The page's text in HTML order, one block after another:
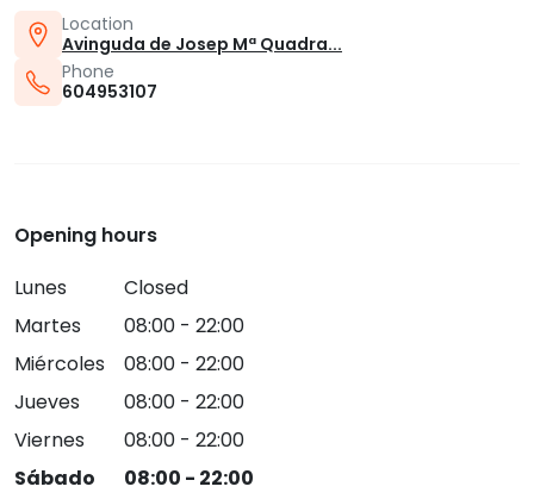
Location
Avinguda de Josep Mª Quadra...
Phone
604953107
Opening hours
Lunes
Closed
Martes
08:00 - 22:00
Miércoles
08:00 - 22:00
Jueves
08:00 - 22:00
Viernes
08:00 - 22:00
Sábado
08:00 - 22:00